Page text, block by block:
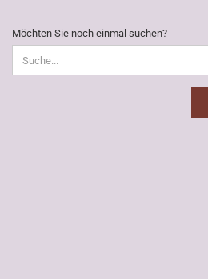
MÖCHTEN
SIE
NOCH
EINMAL
Möchten Sie noch einmal suchen?